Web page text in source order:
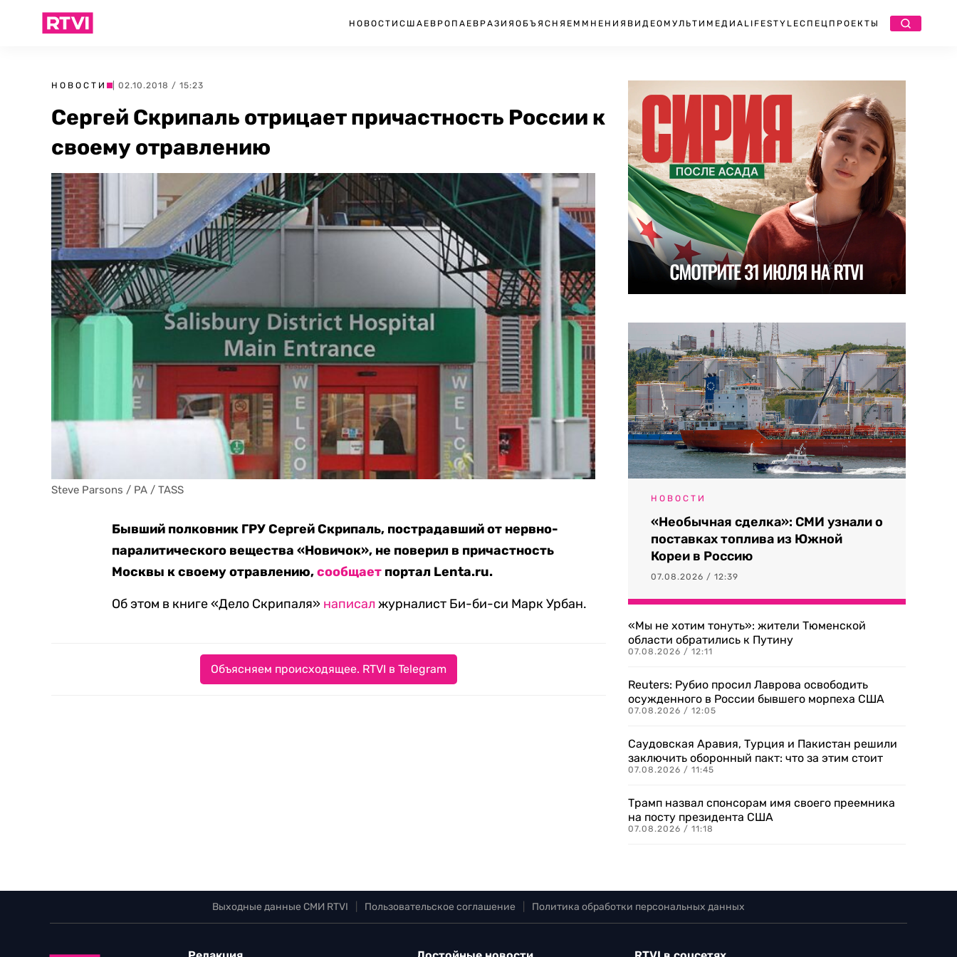
НОВОСТИ США ЕВРОПА ЕВРАЗИЯ ОБЪЯСНЯЕМ МНЕНИЯ ВИДЕО МУЛЬТИМЕДИА LIFESTYLEСПЕЦПРОЕКТЫ
НОВОСТИ | 02.10.2018 / 15:23
Сергей Скрипаль отрицает причастность России к
своему отравлению‍
Steve Parsons / PA / TASS
Бывший полковник ГРУ Сергей Скрипаль, пострадавший от нервно-
паралитического вещества «Новичок», не поверил в причастность
Москвы к своему отравлению,сообщает портал Lenta.ru.
Об этом в книге «Дело Скрипаля» написал журналист Би-би-си Марк Урбан.
Объясняем происходящее. RTVI в Telegram
НОВОСТИ
«Необычная сделка»: СМИ узнали о
поставках топлива из Южной
Кореи в Россию
07.08.2026 / 12:39
«Мы не хотим тонуть»: жители Тюменской
области обратились к Путину
07.08.2026 / 12:11
Reuters: Рубио просил Лаврова освободить
осужденного в России бывшего морпеха США
07.08.2026 / 12:05
Саудовская Аравия, Турция и Пакистан решили
заключить оборонный пакт: что за этим стоит
07.08.2026 / 11:45
Трамп назвал спонсорам имя своего преемника
на посту президента США
07.08.2026 / 11:18
Выходные данные СМИ RTVI Пользовательское соглашение Политика обработки персональных данных